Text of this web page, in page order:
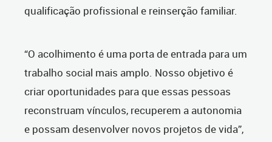
qualificação profissional e reinserção familiar.
“O acolhimento é uma porta de entrada para um
trabalho social mais amplo. Nosso objetivo é
criar oportunidades para que essas pessoas
reconstruam vínculos, recuperem a autonomia
e possam desenvolver novos projetos de vida”,